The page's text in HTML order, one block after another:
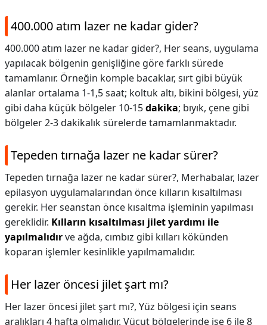
400.000 atım lazer ne kadar gider?
400.000 atım lazer ne kadar gider?, Her seans, uygulama
yapılacak bölgenin genişliğine göre farklı sürede
tamamlanır. Örneğin komple bacaklar, sırt gibi büyük
alanlar ortalama 1-1,5 saat; koltuk altı, bikini bölgesi, yüz
gibi daha küçük bölgeler 10-15dakika; bıyık, çene gibi
bölgeler 2-3 dakikalık sürelerde tamamlanmaktadır.
Tepeden tırnağa lazer ne kadar sürer?
Tepeden tırnağa lazer ne kadar sürer?, Merhabalar, lazer
epilasyon uygulamalarından önce kılların kısaltılması
gerekir. Her seanstan önce kısaltma işleminin yapılması
gereklidir. Kılların kısaltılması jilet yardımı ile
yapılmalıdırve ağda, cımbız gibi kılları kökünden
koparan işlemler kesinlikle yapılmamalıdır.
Her lazer öncesi jilet şart mı?
Her lazer öncesi jilet şart mı?, Yüz bölgesi için seans
aralıkları 4 hafta olmalıdır. Vücut bölgelerinde ise 6 ile 8